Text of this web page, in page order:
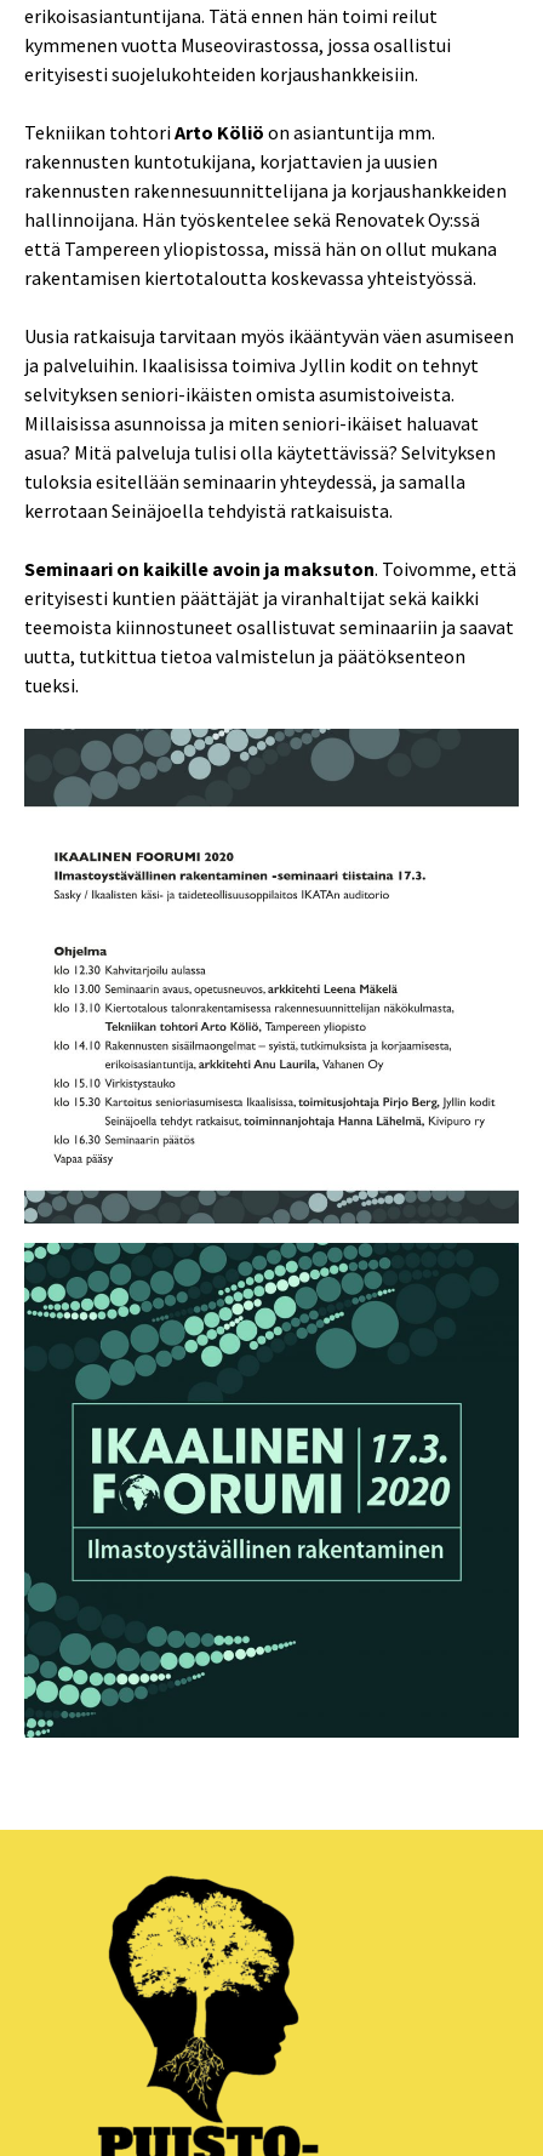
erikoisasiantuntijana. Tätä ennen hän toimi reilut
kymmenen vuotta Museovirastossa, jossa osallistui
erityisesti suojelukohteiden korjaushankkeisiin.
Tekniikan tohtoriArto Köliö on asiantuntija mm.
rakennusten kuntotukijana, korjattavien ja uusien
rakennusten rakennesuunnittelijana ja korjaushankkeiden
hallinnoijana. Hän työskentelee sekä Renovatek Oy:ssä
että Tampereen yliopistossa, missä hän on ollut mukana
rakentamisen kiertotaloutta koskevassa yhteistyössä.
Uusia ratkaisuja tarvitaan myös ikääntyvän väen asumiseen
ja palveluihin. Ikaalisissa toimiva Jyllin kodit on tehnyt
selvityksen seniori-ikäisten omista asumistoiveista.
Millaisissa asunnoissa ja miten seniori-ikäiset haluavat
asua? Mitä palveluja tulisi olla käytettävissä? Selvityksen
tuloksia esitellään seminaarin yhteydessä, ja samalla
kerrotaan Seinäjoella tehdyistä ratkaisuista.
Seminaari on kaikille avoin ja maksuton. Toivomme, että
erityisesti kuntien päättäjät ja viranhaltijat sekä kaikki
teemoista kiinnostuneet osallistuvat seminaariin ja saavat
uutta, tutkittua tietoa valmistelun ja päätöksenteon
tueksi.